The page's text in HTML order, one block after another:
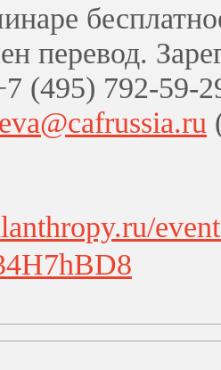
перевод.
(495) 792-59-